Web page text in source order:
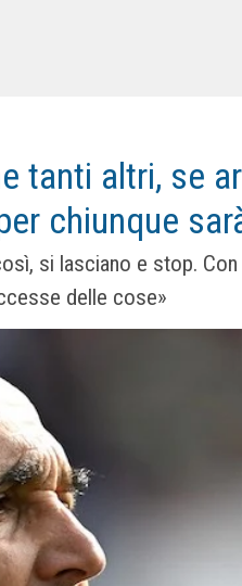
tanti altri, se
chiunque
si lasciano e stop.
delle cose»